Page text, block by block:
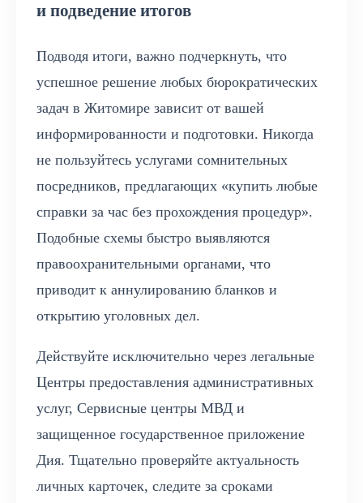
и подведение итогов
Подводя итоги, важно подчеркнуть, что
успешное решение любых бюрократических
задач в Житомире зависит от вашей
информированности и подготовки. Никогда
не пользуйтесь услугами сомнительных
посредников, предлагающих «купить любые
справки за час без прохождения процедур».
Подобные схемы быстро выявляются
правоохранительными органами, что
приводит к аннулированию бланков и
открытию уголовных дел.
Действуйте исключительно через легальные
Центры предоставления административных
услуг, Сервисные центры МВД и
защищенное государственное приложение
Дия. Тщательно проверяйте актуальность
личных карточек, следите за сроками